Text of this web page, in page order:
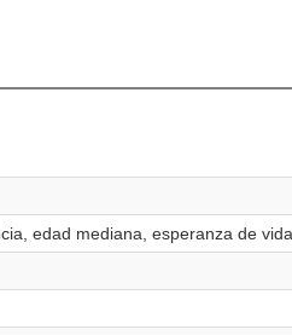
edad mediana, esperanza de